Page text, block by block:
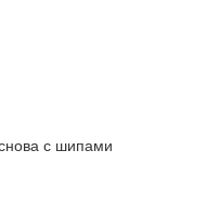
с шипами